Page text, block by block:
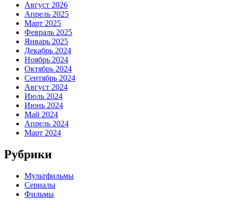
Август 2026
Апрель 2025
Март 2025
Февраль 2025
Январь 2025
Декабрь 2024
Ноябрь 2024
Октябрь 2024
Сентябрь 2024
Август 2024
Июль 2024
Июнь 2024
Май 2024
Апрель 2024
Март 2024
Рубрики
Мультфильмы
Сериалы
Фильмы